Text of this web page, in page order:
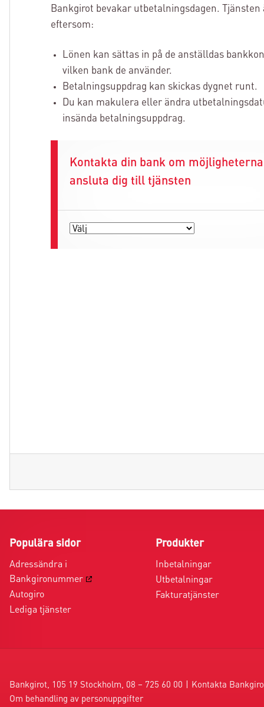
Bankgirot bevakar utbetalningsdagen. Tjänsten
eftersom:
Lönen kan sättas in på de anställdas
vilken bank de använder.
Betalningsuppdrag kan skickas dygnet runt.
Du kan makulera eller ändra
insända betalningsuppdrag.
Kontakta din bank om
ansluta dig till tjänsten
Populära sidor
Adressändra i
Bankgironummer
Autogiro
Lediga tjänster
Produkter
Inbetalningar
Utbetalningar
Fakturatjänster
Bankgirot, 105 19 Stockholm, 08 – 725 60 00
Kontakta
Om behandling av personuppgifter